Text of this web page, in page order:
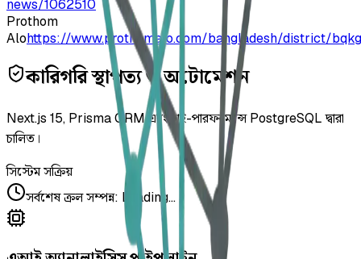
news/1062510
Prothom
Alohttps://www.prothomalo.com/bangladesh/district/
কারিগরি স্থাপত্য ও অটোমেশন
Next.js 15, Prisma ORM এবং হাই-পারফরম্যান্স PostgreSQL দ্বারা
চালিত।
সিস্টেম সক্রিয়
সর্বশেষ ক্রল সম্পন্ন: Loading...